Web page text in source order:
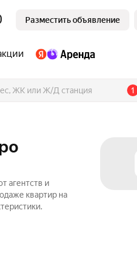
Разместить объявление
1
агентств и
квартир на